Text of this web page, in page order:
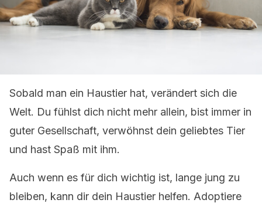
Sobald man ein Haustier hat, verändert sich die
Welt. Du fühlst dich nicht mehr allein, bist immer in
guter Gesellschaft, verwöhnst dein geliebtes Tier
und hast Spaß mit ihm.
Auch wenn es für dich wichtig ist, lange jung zu
bleiben, kann dir dein Haustier helfen. Adoptiere